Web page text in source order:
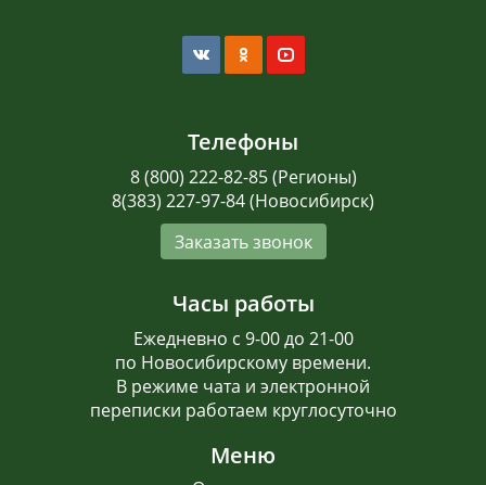
Телефоны
8 (800) 222-82-85 (Регионы)
8(383) 227-97-84 (Новосибирск)
Заказать звонок
Часы работы
Ежедневно с 9-00 до 21-00
по Новосибирскому времени.
В режиме чата и электронной
переписки работаем круглосуточно
Меню